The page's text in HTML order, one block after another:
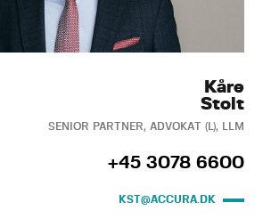
Kåre
Stolt
SENIOR PARTNER, ADVOKAT (L), LLM
+45 3078 6600
KST@ACCURA.DK